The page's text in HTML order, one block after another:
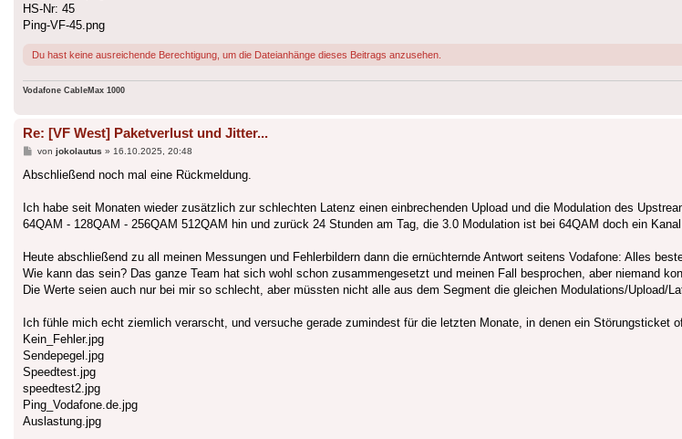
HS-Nr: 45
Ping-VF-45.png
Du hast keine ausreichende Berechtigung, um die Dateianhänge dieses Beitrags anzusehen.
Vodafone CableMax 1000
Re: [VF West] Paketverlust und Jitter...
Beitrag
von jokolautus » 16.10.2025, 20:48
Abschließend noch mal eine Rückmeldung.
Ich habe seit Monaten wieder zusätzlich zur schlechten Latenz einen einbrechenden Upload und die Modulation des
64QAM - 128QAM - 256QAM 512QAM hin und zurück 24 Stunden am Tag, die 3.0 Modulation ist bei 64QAM doch ein
Heute abschließend zu all meinen Messungen und Fehlerbildern dann die ernüchternde Antwort seitens Vodafone: Alles
Wie kann das sein? Das ganze Team hat sich wohl schon zusammengesetzt und meinen Fall besprochen, aber niemand
Die Werte seien auch nur bei mir so schlecht, aber müssten nicht alle aus dem Segment die gleichen Modulations/Upload/
Ich fühle mich echt ziemlich verarscht, und versuche gerade zumindest für die letzten Monate, in denen ein Störungsticket
Kein_Fehler.jpg
Sendepegel.jpg
Speedtest.jpg
speedtest2.jpg
Ping_Vodafone.de.jpg
Auslastung.jpg